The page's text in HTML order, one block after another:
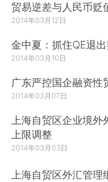
贸易逆差与人民币贬
2014年03月12日
金中夏：抓住QE退
2014年03月10日
广东严控国企融资性
2014年03月07日
上海自贸区企业境外
上限调整
2014年03月03日
上海自贸区外汇管理